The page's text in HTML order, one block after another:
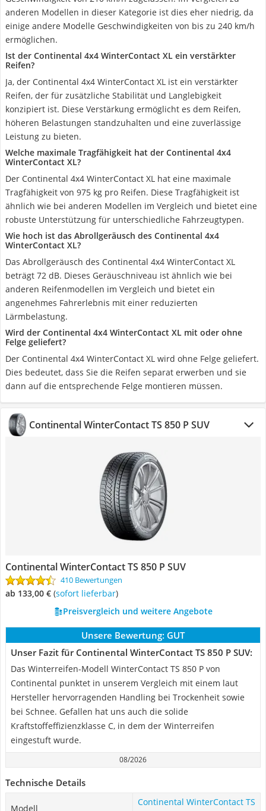
anderen Modellen in dieser Kategorie ist dies eher niedrig, da
einige andere Modelle Geschwindigkeiten von bis zu 240 km/h
ermöglichen.
Ist der Continental 4x4 WinterContact XL ein verstärkter
Reifen?
Ja, der Continental 4x4 WinterContact XL ist ein verstärkter
Reifen, der für zusätzliche Stabilität und Langlebigkeit
konzipiert ist. Diese Verstärkung ermöglicht es dem Reifen,
höheren Belastungen standzuhalten und eine zuverlässige
Leistung zu bieten.
Welche maximale Tragfähigkeit hat der Continental 4x4
WinterContact XL?
Der Continental 4x4 WinterContact XL hat eine maximale
Tragfähigkeit von 975 kg pro Reifen. Diese Tragfähigkeit ist
ähnlich wie bei anderen Modellen im Vergleich und bietet eine
robuste Unterstützung für unterschiedliche Fahrzeugtypen.
Wie hoch ist das Abrollgeräusch des Continental 4x4
WinterContact XL?
Das Abrollgeräusch des Continental 4x4 WinterContact XL
beträgt 72 dB. Dieses Geräuschniveau ist ähnlich wie bei
anderen Reifenmodellen im Vergleich und bietet ein
angenehmes Fahrerlebnis mit einer reduzierten
Lärmbelastung.
Wird der Continental 4x4 WinterContact XL mit oder ohne
Felge geliefert?
Der Continental 4x4 WinterContact XL wird ohne Felge geliefert.
Dies bedeutet, dass Sie die Reifen separat erwerben und sie
dann auf die entsprechende Felge montieren müssen.
Continental WinterContact TS 850 P SUV
Continental WinterContact TS 850 P SUV
410 Bewertungen
ab 133,00 € ( Sofort lieferbar)
Preisvergleich und weitere Angebote
Unsere Bewertung: GUT
Unser Fazit für Continental WinterContact TS 850 P SUV:
Das Winterreifen-Modell WinterContact TS 850 P von
Continental punktet in unserem Vergleich mit einem laut
Hersteller hervorragenden Handling bei Trockenheit sowie
bei Schnee. Gefallen hat uns auch die solide
Kraftstoffeffizienzklasse C, in dem der Winterreifen
eingestuft wurde.
08/2026
Technische Details
Modell
Continental WinterContact TS